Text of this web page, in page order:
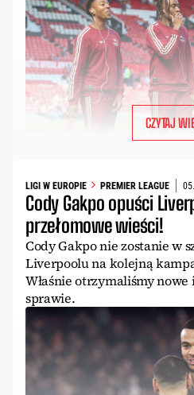
CZYTAJ
LIGI W EUROPIE PREMIER LEAGUE
Cody Gakpo opuści
przełomowe wieści!
Cody Gakpo nie zostanie w
Liverpoolu na kolejną
Właśnie otrzymaliśmy
sprawie.